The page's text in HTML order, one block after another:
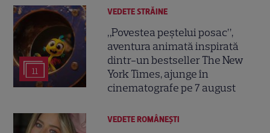
11
VEDETE STRĂINE
„Povestea peștelui posac”,
aventura animată inspirată
dintr-un bestseller The New
York Times, ajunge în
cinematografe pe 7 august
VEDETE ROMÂNEŞTI